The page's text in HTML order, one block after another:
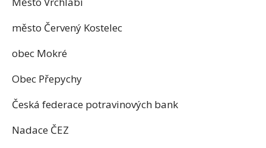
město Červený Kostelec
obec Mokré
Obec Přepychy
Česká federace potravinových bank
Nadace ČEZ